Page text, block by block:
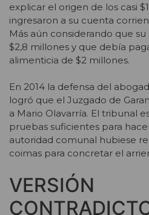
explicar el origen de los casi
ingresaron a su cuenta
Más aún considerando que
$2,8 millones y que debía
alimenticia de $2 millones.
En 2014 la defensa del
logró que el Juzgado de
a Mario Olavarría. El tribunal
pruebas suficientes para
autoridad comunal hubiese
coimas para concretar el
VERSIÓN